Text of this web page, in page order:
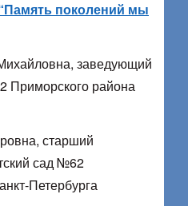
поколений мы
заведующий
Приморского района
старший
сад №62
Петербурга